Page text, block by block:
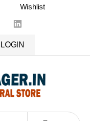
Wishlist
LOGIN